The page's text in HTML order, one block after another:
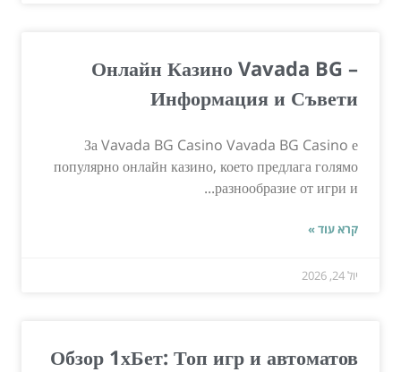
Онлайн Казино Vavada BG –
Информация и Съвети
За Vavada BG Casino Vavada BG Casino е
популярно онлайн казино, което предлага голямо
разнообразие от игри и...
קרא עוד »
יול 24, 2026
Обзор 1хБет: Топ игр и автоматов